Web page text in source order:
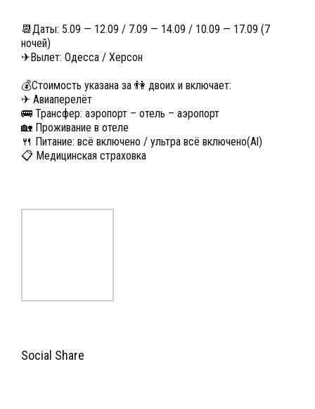
📆Даты: 5.09 — 12.09 / 7.09 — 14.09 / 10.09 — 17.09 (7
ночей)
✈Вылет: Одесса / Херсон
💰Стоимость указана за 👫 двоих и включает:
✈ Авиаперелёт
🚌 Трансфер: аэропорт – отель – аэропорт
🏡 Проживание в отеле
🍴 Питание: всё включено / ультра всё включено(Al)
📋 Медицинская страховка
Social Share